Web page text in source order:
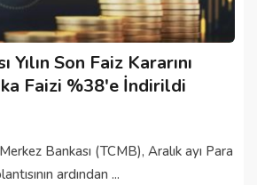
Yılın Son Faiz Kararını
Faizi %38'e İndirildi
Bankası (TCMB), Aralık ayı Para
ardından ...